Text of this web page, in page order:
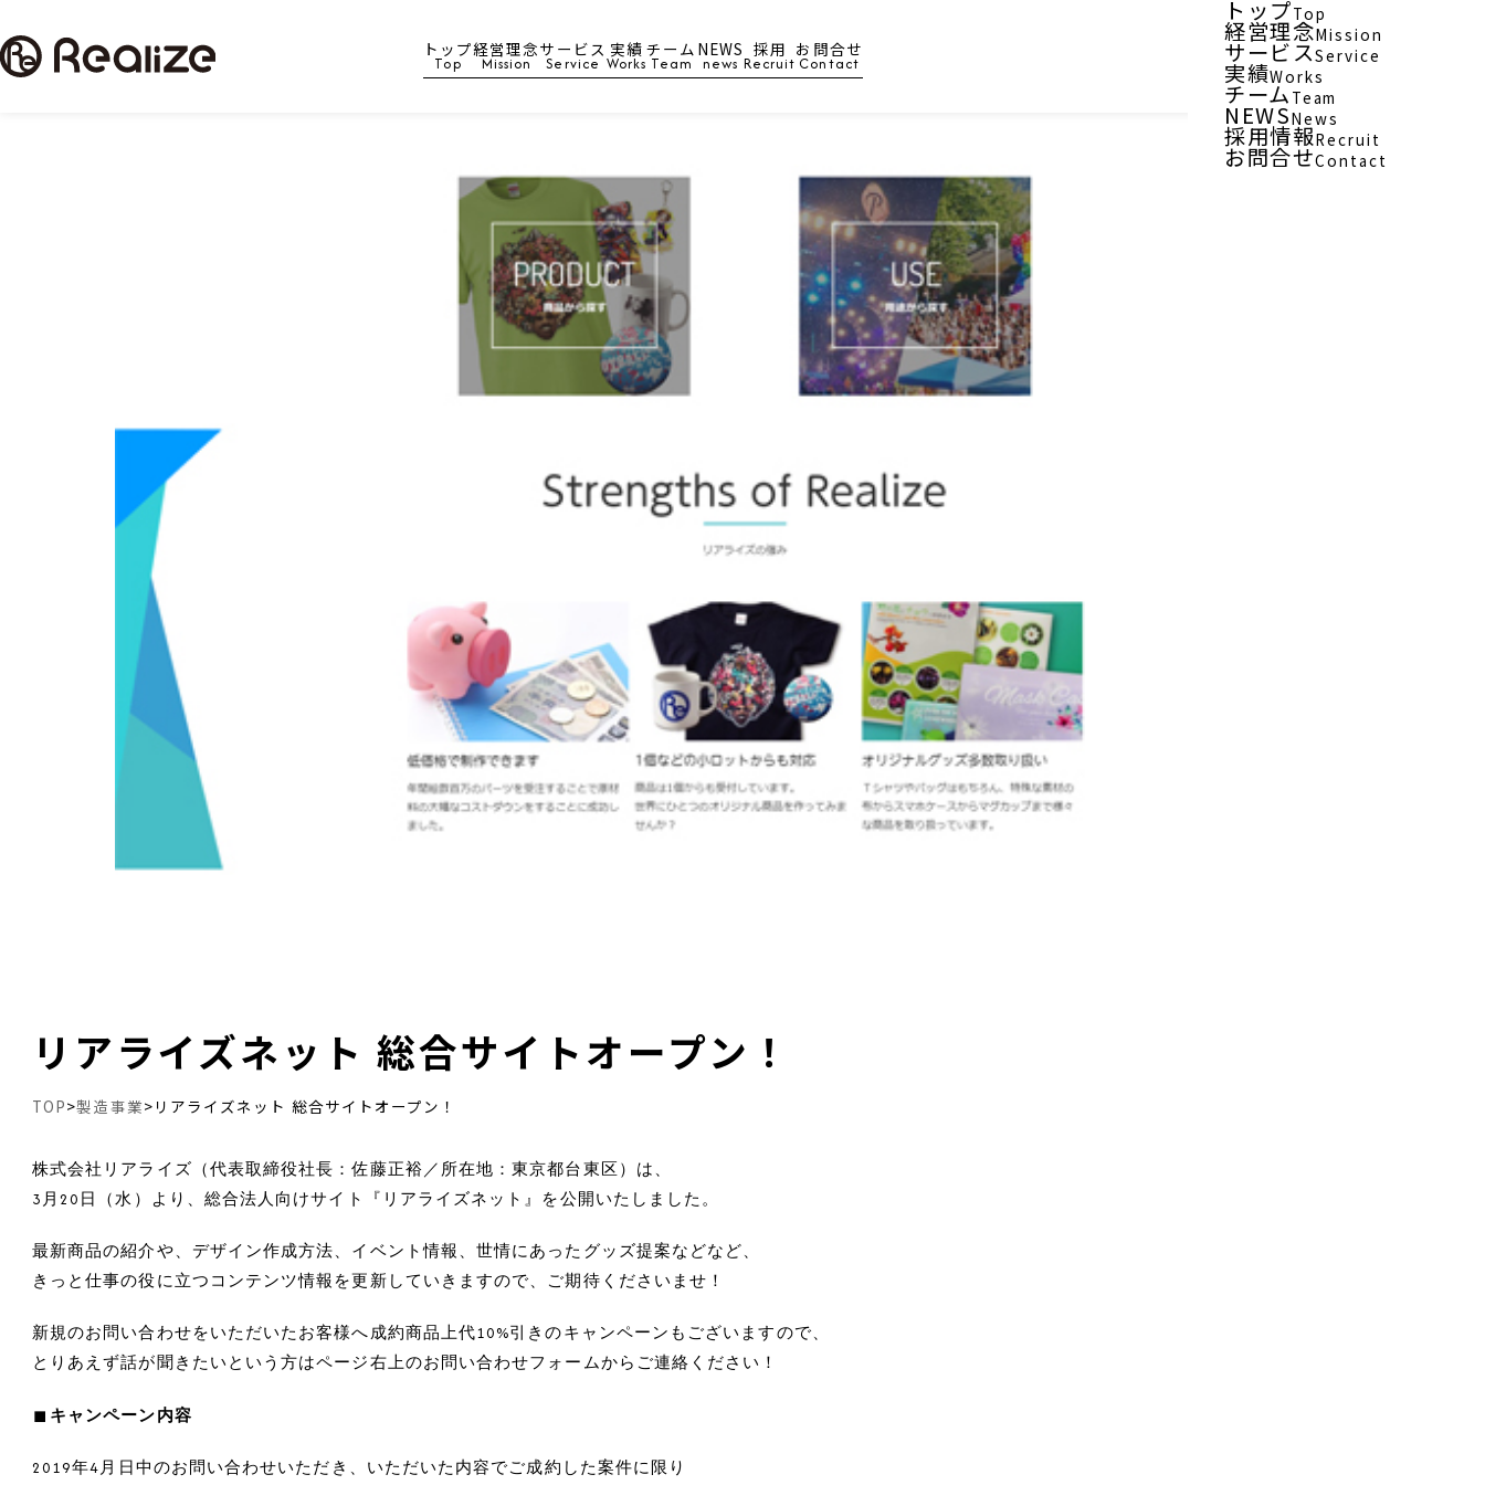
トップ
Top
経営理念
Mission
サービス
Service
実績
Works
チーム
Team
NEWS
news
採用
Recruit
お問合せ
Contact
トップTop
経営理念Mission
サービスService
実績Works
チーム Team
NEWSNews
採用情報Recruit
お問合せContact
リアライズネット 総合サイトオープン！
TOP>製造事業> リアライズネット 総合サイトオープン！
株式会社リアライズ（代表取締役社長：佐藤正裕／所在地：東京都台東区）は、
3月20日（水）より、総合法人向けサイト『リアライズネット』を公開いたしました。
最新商品の紹介や、デザイン作成方法、イベント情報、世情にあったグッズ提案などなど、
きっと仕事の役に立つコンテンツ情報を更新していきますので、ご期待くださいませ！
新規のお問い合わせをいただいたお客様へ成約商品上代10%引きのキャンペーンもございますので、
とりあえず話が聞きたいという方はページ右上のお問い合わせフォームからご連絡ください！
■キャンペーン内容
2019年4月日中のお問い合わせいただき、いただいた内容でご成約した案件に限り